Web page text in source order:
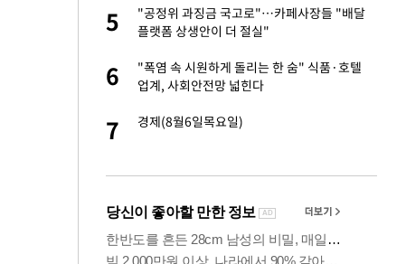
5
"공정위 과징금 국고로"…카페사장들 "배달
플랫폼 상생안이 더 절실"
6
"폭염 속 시원하게 돌리는 한 숨" 식품·호텔
업계, 사회안전망 넓힌다
7 경제(8월6일목요일)